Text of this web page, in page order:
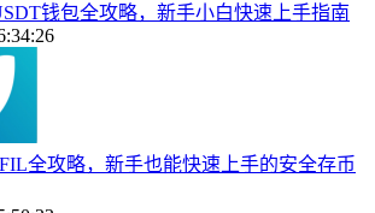
钱包全攻略，新手小白快速上手指南
全攻略，新手也能快速上手的安全存币